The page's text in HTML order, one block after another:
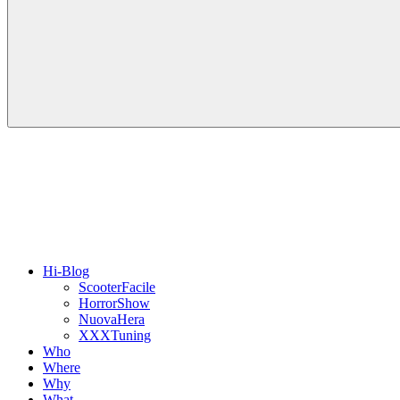
Hi-Blog
ScooterFacile
HorrorShow
NuovaHera
XXXTuning
Who
Where
Why